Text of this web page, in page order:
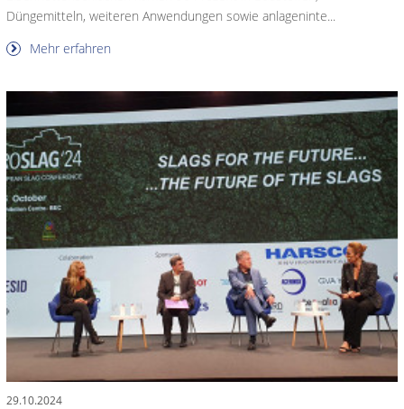
Düngemitteln, weiteren Anwendungen sowie anlageninte...
Mehr erfahren
29.10.2024